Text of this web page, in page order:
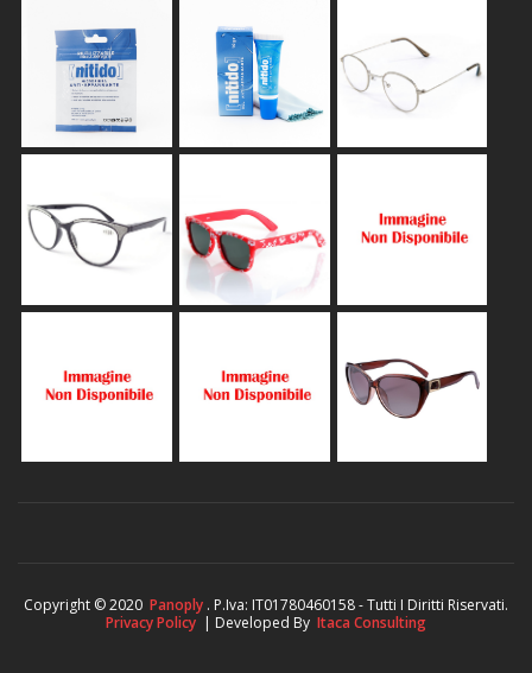
Copyright © 2020 Panoply . P.Iva: IT01780460158 - Tutti I Diritti Riservati.
Privacy Policy | Developed By Itaca Consulting